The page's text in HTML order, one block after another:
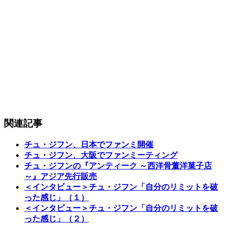
関連記事
チュ・ジフン、日本でファンミ開催
チュ・ジフン、大阪でファンミーティング
チュ・ジフンの『アンティーク ～西洋骨董洋菓子店
～』アジア先行販売
＜インタビュー＞チュ・ジフン「自分のリミットを破
った感じ」（１）
＜インタビュー＞チュ・ジフン「自分のリミットを破
った感じ」（２）